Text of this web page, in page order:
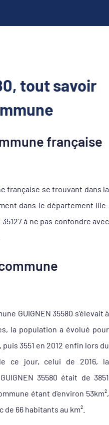
tout savoir
française
française se trouvant dans la
dans le département Ille-
à ne pas confondre avec
GUIGNEN 35580 s'élevait à
la population a évolué pour
3551 en 2012 enfin lors du
ce jour, celui de 2016, la
35580 était de 3851
étant d'environ 53km²,
66 habitants au km².